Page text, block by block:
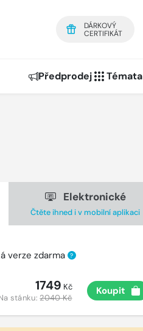
DÁRKOVÝ
CERTIFIKÁT
Předprodej Témata
Elektronické
Čtěte ihned i v mobilní aplikaci
verze zdarma ?
1749 Kč
stánku:2040 Kč
Koupit